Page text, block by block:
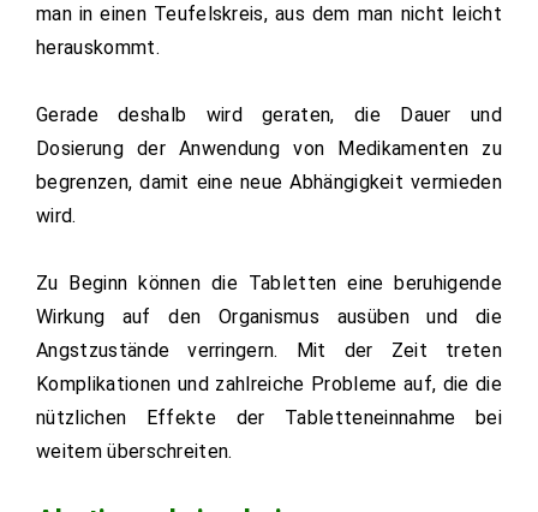
man in einen Teufelskreis, aus dem man nicht leicht
herauskommt.
Gerade deshalb wird geraten, die Dauer und
Dosierung der Anwendung von Medikamenten zu
begrenzen, damit eine neue Abhängigkeit vermieden
wird.
Zu Beginn können die Tabletten eine beruhigende
Wirkung auf den Organismus ausüben und die
Angstzustände verringern. Mit der Zeit treten
Komplikationen und zahlreiche Probleme auf, die die
nützlichen Effekte der Tabletteneinnahme bei
weitem überschreiten.